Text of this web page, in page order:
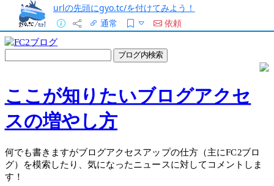
urlの先頭にgyo.tc/を付けてみよう！
通常
依頼